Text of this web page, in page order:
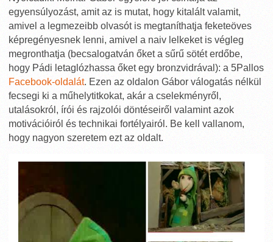
egyensúlyozást, amit az is mutat, hogy kitalált valamit,
amivel a legmezeibb olvasót is megtaníthatja feketeöves
képregényesnek lenni, amivel a naiv lelkeket is végleg
megronthatja (becsalogatván őket a sűrű sötét erdőbe,
hogy Pádi letaglózhassa őket egy bronzvidrával): a 5Pallos
Facebook-oldalát. Ezen az oldalon Gábor válogatás nélkül
fecsegi ki a műhelytitkokat, akár a cselekményről,
utalásokról, írói és rajzolói döntéseiről valamint azok
motivációiról és technikai fortélyairól. Be kell vallanom,
hogy nagyon szeretem ezt az oldalt.